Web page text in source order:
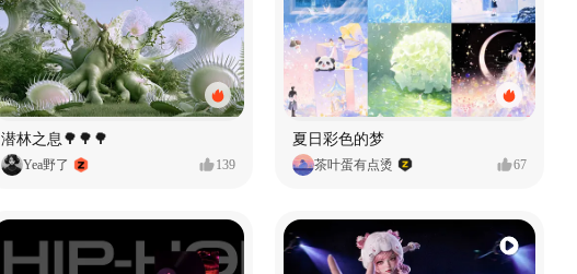
潜林之息🌳🌳🌳
Yea野了 139
夏日彩色的梦
茶叶蛋有点烫 67